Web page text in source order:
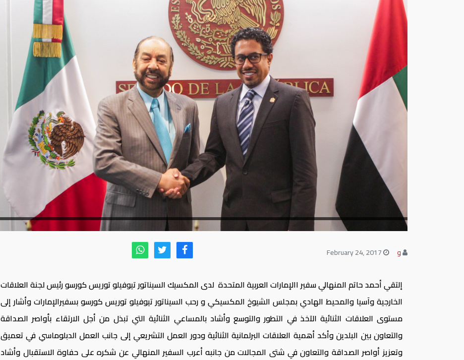
و
إلتقي أحمد حاتم المنهالي سفير االإمارات العربية المتحدة لدى المكسيك السيناتور تيوفيلو توريس كورسو رئيس لجنة العلاقات
الخارجية وآسيا والمحيط الهادي بمجلس الشيوخ المكسيكي و رحب السيناتور تيوفيلوتوريس كورسو بسفيرالإمارات وأشار إلى
مستوى العلاقات الثنائية الآخذ في التطور والتوسع وأشاد بالمساعي الثنائية التي تبذل من أجل الارتقاء بأواصر الصداقة
والتعاون بين البلدين وأكد أهمية العلاقات البرلمانية الثنائية ودور العمل التشريعي إلى جانب العمل الدبلوماسي في تعميق
وتعزيز أواصر الصداقة والتعاون في شتى المجالات من جانبه أعرب السفير المنهالي عن شكره على حفاوة الاستقبال وأشاد